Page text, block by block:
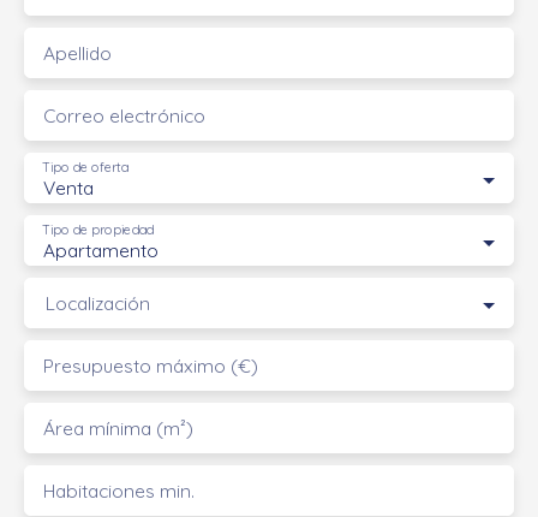
Apellido
Correo electrónico
Venta
Tipo de oferta
Apartamento
Tipo de propiedad
Localización
Presupuesto máximo (€)
Área mínima (m²)
Habitaciones min.